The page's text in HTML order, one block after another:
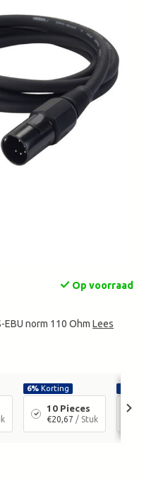
Op voorraad
EBU norm 110 Ohm Lees
6% Korting
10 Pieces
€20,67 / Stuk